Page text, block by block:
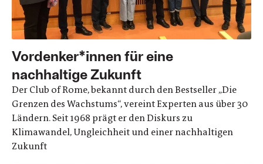
Vordenker*innen für eine
nachhaltige Zukunft
Der Club of Rome, bekannt durch den Bestseller „Die
Grenzen des Wachstums“, vereint Experten aus über 30
Ländern. Seit 1968 prägt er den Diskurs zu
Klimawandel, Ungleichheit und einer nachhaltigen
Zukunft